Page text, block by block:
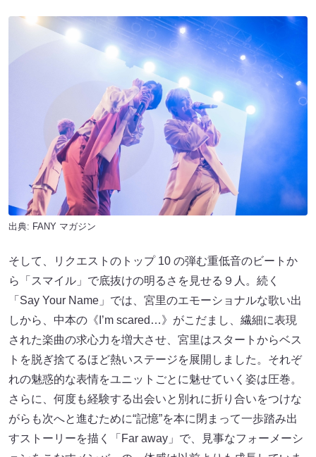
出典: FANY マガジン
そして、リクエストのトップ 10 の弾む重低音のビートか
ら「スマイル」で底抜けの明るさを見せる９人。続く
「Say Your Name」では、宮里のエモーショナルな歌い出
しから、中本の《I’m scared…》がこだまし、繊細に表現
された楽曲の求心力を増大させ、宮里はスタートからベス
トを脱ぎ捨てるほど熱いステージを展開しました。それぞ
れの魅惑的な表情をユニットごとに魅せていく姿は圧巻。
さらに、何度も経験する出会いと別れに折り合いをつけな
がらも次へと進むために“記憶”を本に閉まって一歩踏み出
すストーリーを描く「Far away」で、見事なフォーメーシ